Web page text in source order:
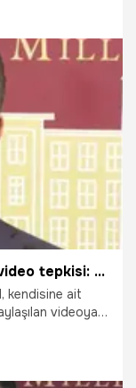
CHP Milletvekili Mustafa Sarıgül video tepkisi: Montaj, şantaj, tehdit
kendisine ait
videoya